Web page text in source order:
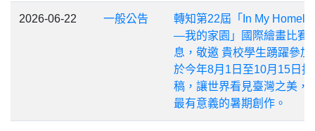
2026-06-22 一般公告
轉知第22屆「In My
—我的家園」國際繪畫比賽
息，敬邀 貴校學生踴躍參加
於今年8月1日至10月15日投
稿，讓世界看見臺灣之美，
最有意義的暑期創作。